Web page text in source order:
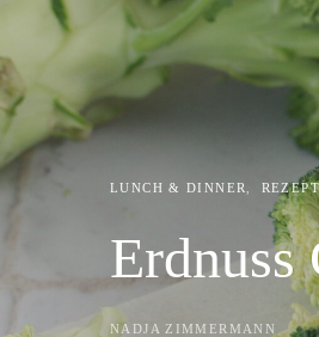
LUNCH & DINNER
Erdnuss
NADJA ZIMMERMANN